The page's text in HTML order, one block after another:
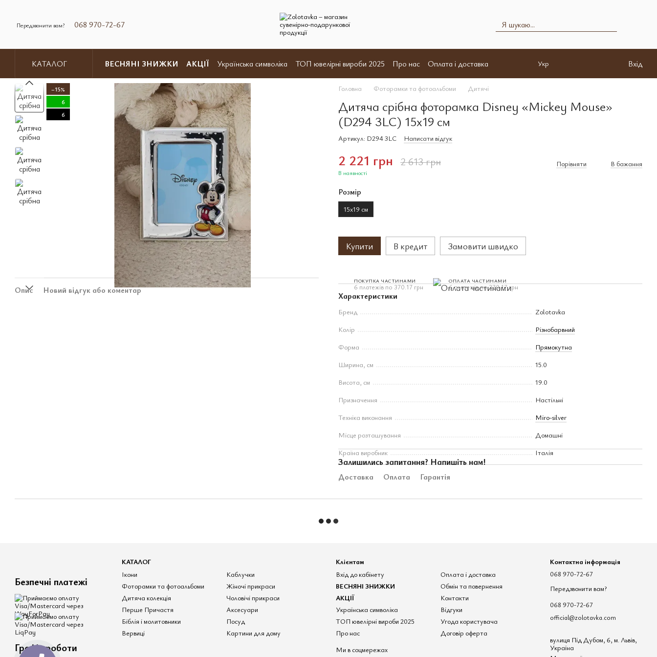
068 970-72-67
Передзвонити вам?
КАТАЛОГ ВЕСНЯНІ ЗНИЖКИ АКЦІЇ Українська символіка ТОП ювелірні вироби 2025 Про нас
Оплата і доставка
Укр Вхід
−15%
6
6
Опис Новий відгук або коментар
Головна Фоторамки та фотоальбоми Дитячі
Дитяча срібна фоторамка Disney «Mickey Mouse»
(D294 3LC) 15х19 см
Артикул: D294 3LC Написати відгук
2 221 грн 2 613 грн
В наявності
Порівняти В бажання
Розмір
15х19 см
Купити В кредит Замовити швидко
ПОКУПКА ЧАСТИНАМИ
6 платежів по 370.17 грн
ОПЛАТА ЧАСТИНАМИ
6 платежів по 370.17 грн
Характеристики
Бренд
Zolotavka
Колір
Різнобарвний
Форма
Прямокутна
Ширина, см
15.0
Висота, см
19.0
Призначення
Настільні
Техніка виконання
Miro-silver
Місце розташування
Домашні
Країна виробник
Італія
Залишились запитання? Напишіть нам!
Доставка Оплата Гарантія
Безпечні платежі
Графік роботи
КАТАЛОГ
Ікони
Фоторамки та фотоальбоми
Дитяча колекція
Перше Причастя
Біблія і молитовники
Вервиці
Каблучки
Жіночі прикраси
Чоловічі прикраси
Аксесуари
Посуд
Картини для дому
Клієнтам
Вхід до кабінету
ВЕСНЯНІ ЗНИЖКИ
АКЦІЇ
Українська символіка
ТОП ювелірні вироби 2025
Про нас
Оплата і доставка
Обмін та повернення
Контакти
Відгуки
Угода користувача
Договір оферта
Ми в соцмережах
Контактна інформація
068 970-72-67
Передзвонити вам?
068 970-72-67
official@zolotavka.com
вулиця Під Дубом, 6, м. Львів,
Україна